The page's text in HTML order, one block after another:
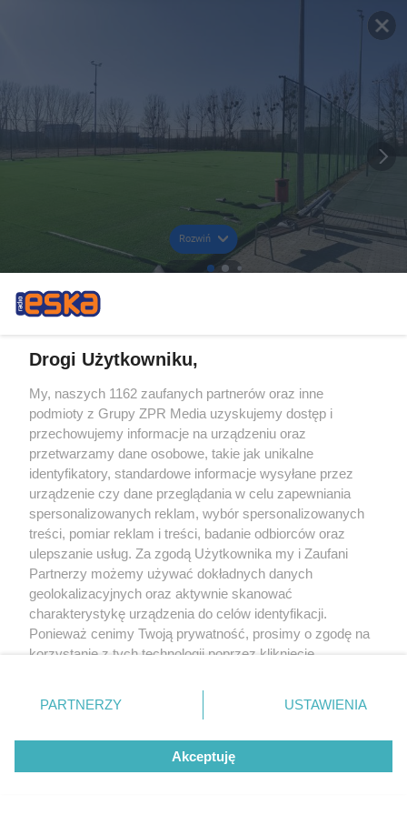
Rozwiń
Drogi Użytkowniku,
My, naszych 1162 zaufanych partnerów oraz inne
podmioty z Grupy ZPR Media uzyskujemy dostęp i
przechowujemy informacje na urządzeniu oraz
przetwarzamy dane osobowe, takie jak unikalne
identyfikatory, standardowe informacje wysyłane przez
urządzenie czy dane przeglądania w celu zapewniania
spersonalizowanych reklam, wybór spersonalizowanych
treści, pomiar reklam i treści, badanie odbiorców oraz
ulepszanie usług. Za zgodą Użytkownika my i Zaufani
Partnerzy możemy używać dokładnych danych
geolokalizacyjnych oraz aktywnie skanować
charakterystykę urządzenia do celów identyfikacji.
Ponieważ cenimy Twoją prywatność, prosimy o zgodę na
korzystanie z tych technologii poprzez kliknięcie
zmienić/wycofać klikając przycisk ustawień prywatności
znajdujący się w lewym dolnym rogu strony
rodzaje przetwarzania danych nie wymagają zgody
użytkownika, ale masz prawo sprzeciwić się takiemu
przetwarzaniu. Preferencje będą miały zastosowanie tylko
PARTNERZY USTAWIENIA
Akceptuję